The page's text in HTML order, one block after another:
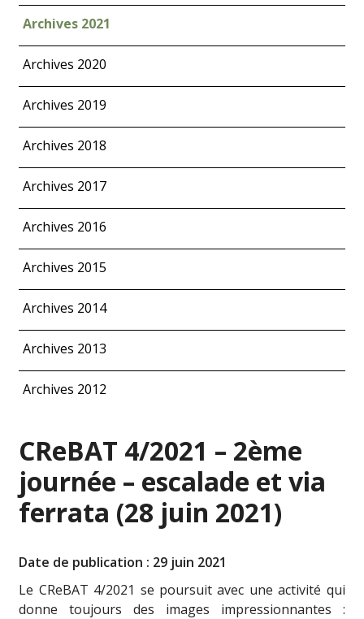
Archives 2021
Archives 2020
Archives 2019
Archives 2018
Archives 2017
Archives 2016
Archives 2015
Archives 2014
Archives 2013
Archives 2012
CReBAT 4/2021 – 2ème
journée – escalade et via
ferrata (28 juin 2021)
Date de publication : 29 juin 2021
Le CReBAT 4/2021 se poursuit avec une activité qui
donne toujours des images impressionnantes :